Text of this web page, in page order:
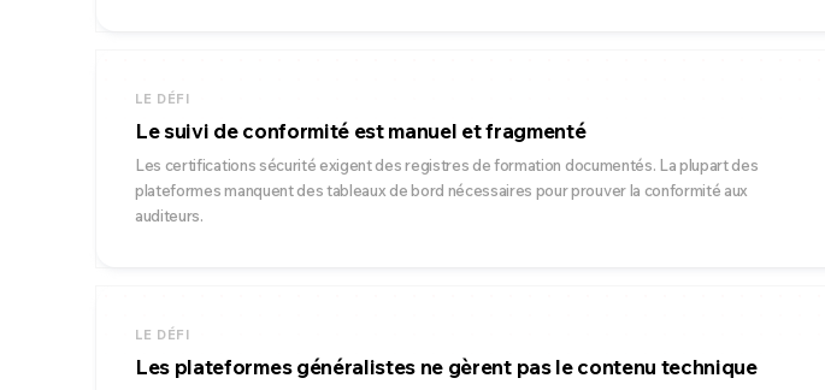
LE DÉFI
Le suivi de conformité est manuel et fragmenté
Les certifications sécurité exigent des registres de formation documentés. La plupart des
plateformes manquent des tableaux de bord nécessaires pour prouver la conformité aux
auditeurs.
LE DÉFI
Les plateformes généralistes ne gèrent pas le contenu technique